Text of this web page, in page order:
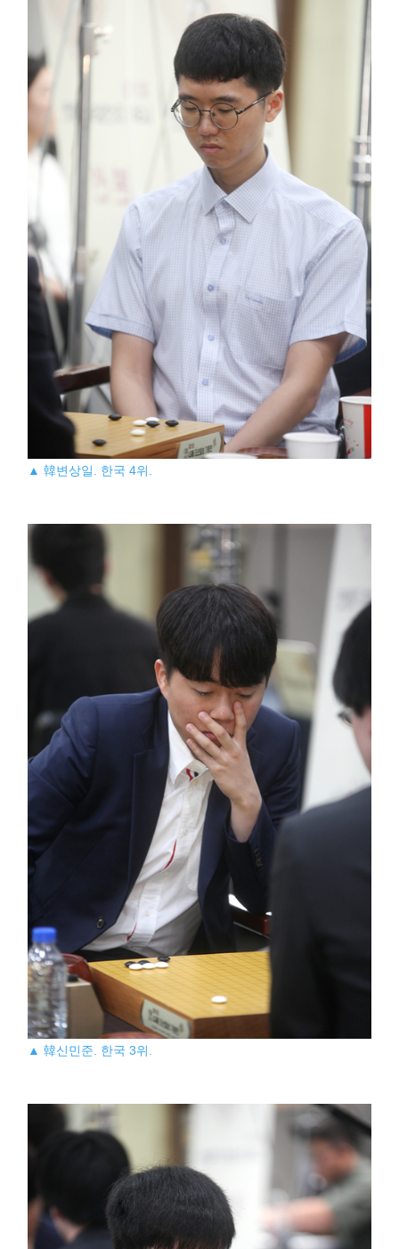
▲ 韓변상일. 한국 4위.
▲ 韓신민준. 한국 3위.